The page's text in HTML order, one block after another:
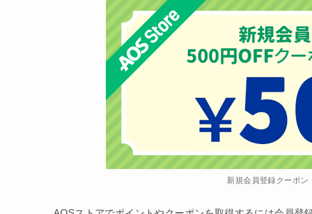
新規会員登録クーポン